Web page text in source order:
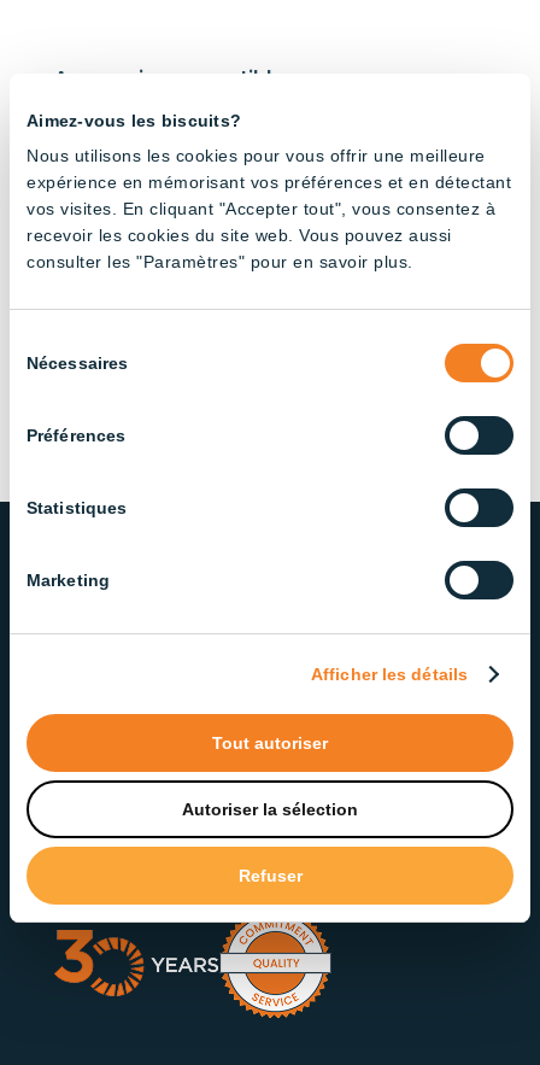
Aimez-vous les biscuits?
Nous utilisons les cookies pour vous offrir une meilleure
expérience en mémorisant vos préférences et en détectant
vos visites. En cliquant "Accepter tout", vous consentez à
recevoir les cookies du site web. Vous pouvez aussi
consulter les "Paramètres" pour en savoir plus.
duNécessaires
Préférences
Statistiques
Marketing
Afficher les détails
Tout autoriser
Autoriser la sélection
Refuser
Accessoire compatible avec
Tube
Tube V-Tube V-
Shape –
Tube V-Tube V-
Shape –
Tube V-
LA QUALITÉ ET LE SERVICE
qualité, notre équipe dévouée veille à offrir un
service exceptionnel à chaque étape.